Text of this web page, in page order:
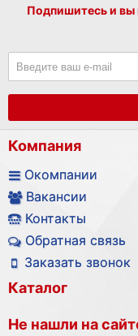
Подпишитесь и вы
Компания
Окомпании
Вакансии
Контакты
Обратная связь
Заказать звонок
Каталог
Не нашли на